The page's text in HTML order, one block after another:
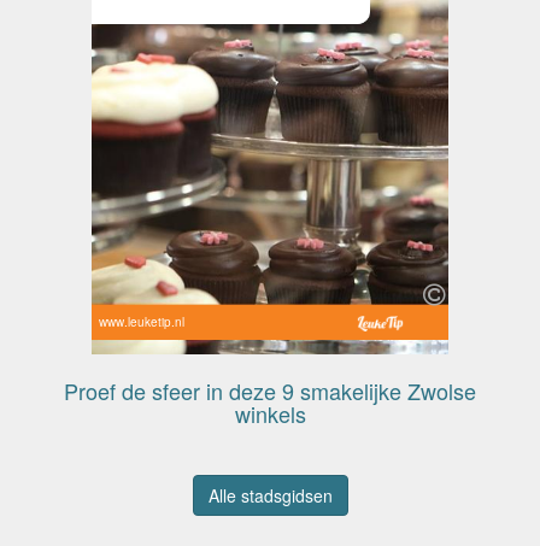
www.leuketip.nl
Proef de sfeer in deze 9 smakelijke Zwolse
winkels
Alle stadsgidsen